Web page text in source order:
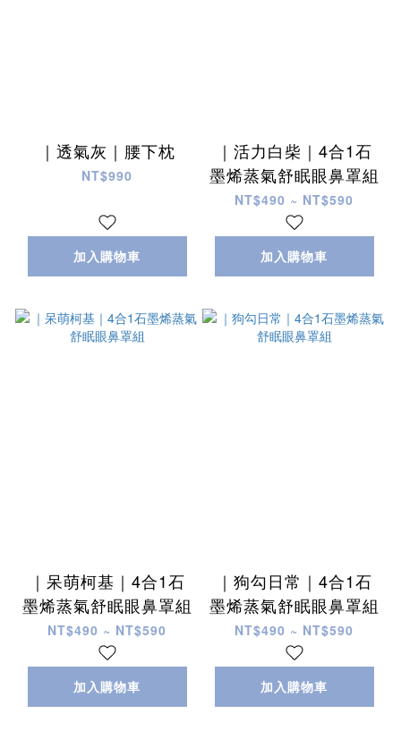
｜透氣灰｜腰下枕
NT$990
加入購物車
｜活力白柴｜4合1石
墨烯蒸氣舒眠眼鼻罩組
NT$490 ~ NT$590
加入購物車
｜呆萌柯基｜4合1石
墨烯蒸氣舒眠眼鼻罩組
NT$490 ~ NT$590
加入購物車
｜狗勾日常｜4合1石
墨烯蒸氣舒眠眼鼻罩組
NT$490 ~ NT$590
加入購物車